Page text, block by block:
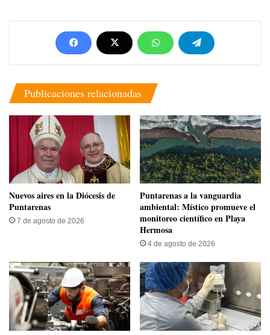
Publicaciones relacionadas
​Nuevos aires en la Diócesis de
Puntarenas
7 de agosto de 2026
​Puntarenas a la vanguardia
ambiental: Místico promueve el
monitoreo científico en Playa
Hermosa
4 de agosto de 2026